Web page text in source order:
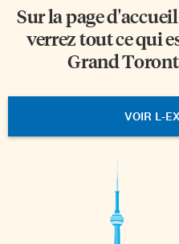
Sur la page
verrez tout ce qui
Grand
VOIR L-